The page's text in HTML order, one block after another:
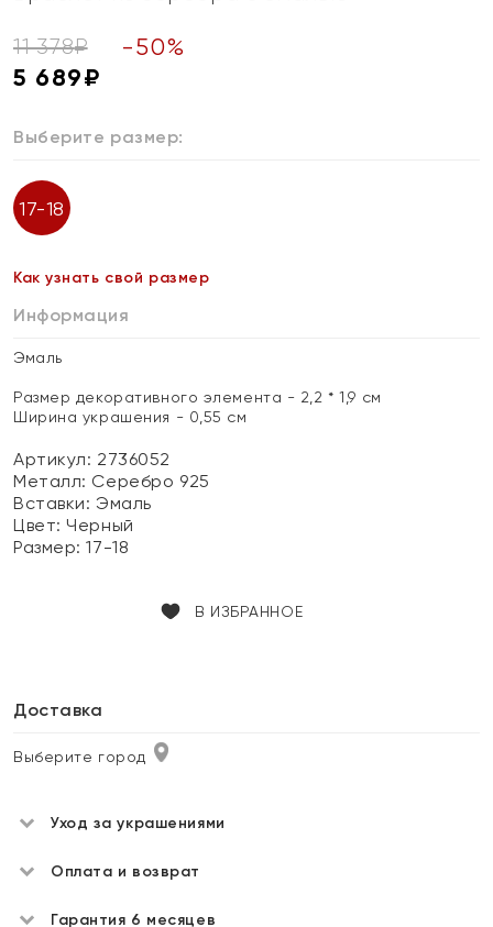
11 378₽ -50%
5 689₽
Выберите размер:
17-18
Как узнать свой размер
Информация
Эмаль
Размер декоративного элемента - 2,2 * 1,9 см
Ширина украшения - 0,55 см
Артикул: 2736052
Металл: Серебро 925
Вставки:Эмаль
Цвет:Черный
Размер:17-18
В ИЗБРАННОЕ
Доставка
Выберите город
Уход за украшениями
Оплата и возврат
Гарантия 6 месяцев